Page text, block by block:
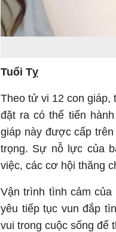
Tuổi Tỵ
Theo tử vi 12 con giáp,
đặt ra có thể tiến
giáp này được cấp
trọng. Sự nỗ lực của
việc, các cơ hội thăng
Vận trình tình cảm
yêu tiếp tục vun đắp
vui trong cuộc sống để